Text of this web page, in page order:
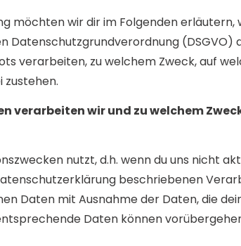
möchten wir dir im Folgenden erläutern,
Datenschutzgrundverordnung
verarbeiten, zu welchem Zweck, auf
zustehen.
verarbeiten wir und zu welchem
nutzt, d.h. wenn du uns nicht
beschriebenen
Daten mit Ausnahme der Daten, die
Daten können